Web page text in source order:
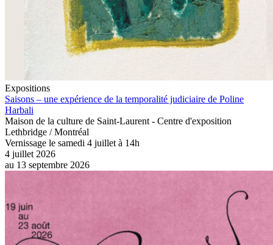
Expositions
Saisons – une expérience de la temporalité judiciaire de Poline
Harbali
Maison de la culture de Saint-Laurent - Centre d'exposition
Lethbridge / Montréal
Vernissage le samedi 4 juillet à 14h
4 juillet 2026
au 13 septembre 2026